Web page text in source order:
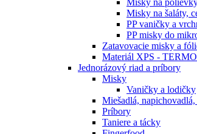
Misky na
Misky na šaláty,
PP vaničky a
PP misky do
Zatavovacie misky a
Materiál XPS -
Jednorázový riad a príbory
Misky
Vaničky a lodičky
Miešadlá, napichovadlá,
Príbory
Taniere a tácky